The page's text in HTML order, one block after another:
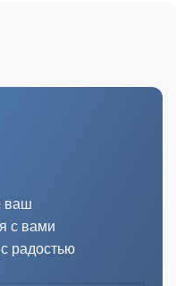
ваш
с вами
радостью